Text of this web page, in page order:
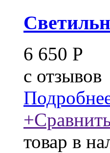
6 650 Р
c отзывов
+
товар в